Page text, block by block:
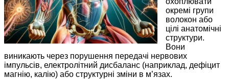
окремі групи
волокон або
цілі анатомічні
структури.
Вони
виникають через порушення передачі нервових
імпульсів, електролітний дисбаланс (наприклад, дефіцит
магнію, калію) або структурні зміни в м’язах.